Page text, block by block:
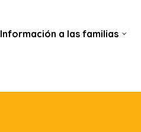
Información a las familias